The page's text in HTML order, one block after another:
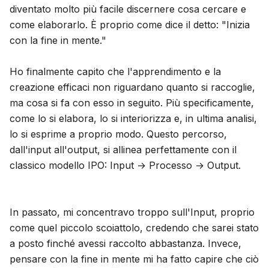
diventato molto più facile discernere cosa cercare e
come elaborarlo. È proprio come dice il detto: "Inizia
con la fine in mente."
Ho finalmente capito che l'apprendimento e la
creazione efficaci non riguardano quanto si raccoglie,
ma cosa si fa con esso in seguito. Più specificamente,
come lo si elabora, lo si interiorizza e, in ultima analisi,
lo si esprime a proprio modo. Questo percorso,
dall'input all'output, si allinea perfettamente con il
classico modello IPO: Input → Processo → Output.
In passato, mi concentravo troppo sull'Input, proprio
come quel piccolo scoiattolo, credendo che sarei stato
a posto finché avessi raccolto abbastanza. Invece,
pensare con la fine in mente mi ha fatto capire che ciò